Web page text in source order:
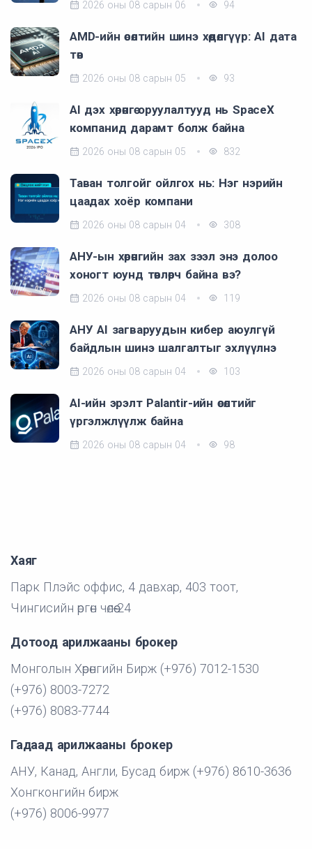
2026 оны 08 сарын 06 94
AMD-ийн өсөлтийн шинэ хөдөлгүүр: AI дата
төв
2026 оны 08 сарын 05 93
AI дэх хөрөнгө оруулалтууд нь SpaceX
компанид дарамт болж байна
2026 оны 08 сарын 05 832
Таван толгойг ойлгох нь: Нэг нэрийн
цаадах хоёр компани
2026 оны 08 сарын 04 308
АНУ-ын хөрөнгийн зах зээл энэ долоо
хоногт юунд төвлөрч байна вэ?
2026 оны 08 сарын 04 119
АНУ AI загваруудын кибер аюулгүй
байдлын шинэ шалгалтыг эхлүүлнэ
2026 оны 08 сарын 04 103
AI-ийн эрэлт Palantir-ийн өсөлтийг
үргэлжлүүлж байна
2026 оны 08 сарын 04 98
Хаяг
Парк Плэйс оффис, 4 давхар, 403 тоот,
Чингисийн өргөн чөлөө-24
Дотоод арилжааны брокер
Монголын Хөрөнгийн Бирж (+976) 7012-1530
(+976) 8003-7272
(+976) 8083-7744
Гадаад арилжааны брокер
АНУ, Канад, Англи, Бусад бирж (+976) 8610-3636
Хонгконгийн бирж
(+976) 8006-9977